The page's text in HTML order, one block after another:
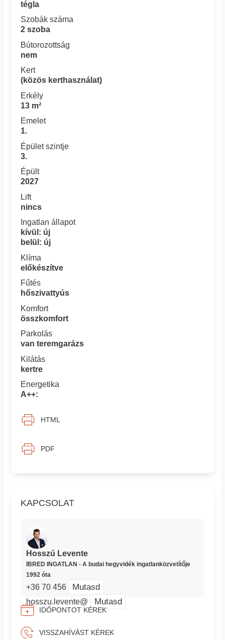
KAPCSOLAT
Hosszú Levente
IBRED INGATLAN - A budai hegyvidék ingatlanközvetítője
1992 óta
+36 70 456 Mutasd
hosszu.levente@ Mutasd
IDŐPONTOT KÉREK
VISSZAHÍVÁST KÉREK
tégla
Szobák száma
2 szoba
Bútorozottság
nem
Kert
(közös kerthasználat)
Erkély
13 m²
Emelet
1.
Épület szintje
3.
Épült
2027
Lift
nincs
Ingatlan állapot
kívül: új
belül: új
Klíma
előkészítve
Fűtés
hőszivattyús
Komfort
összkomfort
Parkolás
van teremgarázs
Kilátás
kertre
Energetika
A++:
HTML
PDF